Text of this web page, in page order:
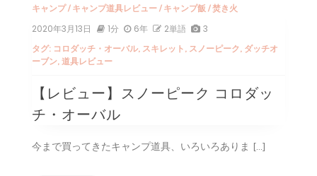
キャンプ/ キャンプ道具レビュー/ キャンプ飯 /焚き火
2020年3月13日 1分 6年 2単語 3
タグ: コロダッチ・オーバル, スキレット , スノーピーク, ダッチオ
ーブン, 道具レビュー
【レビュー】スノーピーク コロダッ
チ・オーバル
今まで買ってきたキャンプ道具、いろいろありま […]